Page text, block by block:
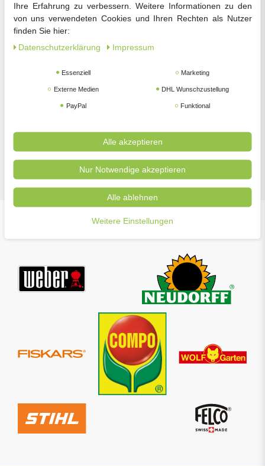
Zubehör
Ihre Erfahrung zu verbessern. Weitere Informationen zu den
von uns verwendeten Cookies und Ihren Rechten als Nutzer
finden Sie hier:
Daten­schutz­erklärung
Impressum
Essenziell Marketing
Externe Medien DHL Wunschzustellung
PayPal Funktional
Alle akzeptieren
Nur Notwendige akzeptieren
Alle ablehnen
Weitere Einstellungen